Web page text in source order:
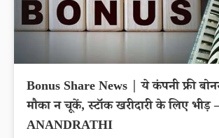
Bonus Share News | ये कंपनी फ्री
मौका न चूकें, स्टॉक खरीदारी के लिए भीड़ – NSE:
ANANDRATHI